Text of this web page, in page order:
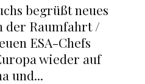
begrüßt neues
der Raumfahrt /
ESA-Chefs
wieder auf
und...